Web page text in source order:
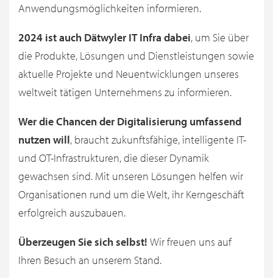
Anwendungsmöglichkeiten informieren.
2024 ist auch Dätwyler IT Infra dabei, um Sie über
die Produkte, Lösungen und Dienstleistungen sowie
aktuelle Projekte und Neuentwicklungen unseres
weltweit tätigen Unternehmens zu informieren.
Wer die Chancen der Digitalisierung umfassend
nutzen will, braucht zukunftsfähige, intelligente IT-
und OT-Infrastrukturen, die dieser Dynamik
gewachsen sind. Mit unseren Lösungen helfen wir
Organisationen rund um die Welt, ihr Kerngeschäft
erfolgreich auszubauen.
Überzeugen Sie sich selbst! Wir freuen uns auf
Ihren Besuch an unserem Stand.